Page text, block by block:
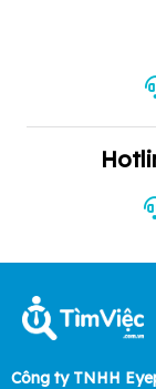
Công ty TNHH